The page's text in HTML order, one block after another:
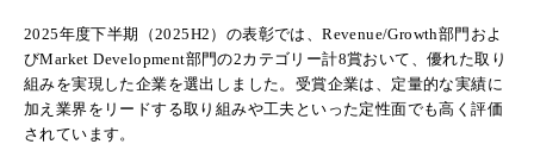
2025年度下半期（2025H2）の表彰では、Revenue/Growth部門およ
びMarket Development部門の2カテゴリー計8賞おいて、優れた取り
組みを実現した企業を選出しました。受賞企業は、定量的な実績に
加え業界をリードする取り組みや工夫といった定性面でも高く評価
されています。